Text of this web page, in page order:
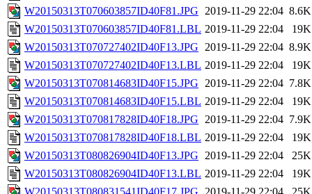
W20150313T070603857ID40F81.JPG 2019-11-29 22:04 8.6K
W20150313T070603857ID40F81.LBL 2019-11-29 22:04
19K
W20150313T070727402ID40F13.JPG 2019-11-29 22:04 8.9K
W20150313T070727402ID40F13.LBL 2019-11-29 22:04
19K
W20150313T070814683ID40F15.JPG 2019-11-29 22:04 7.8K
W20150313T070814683ID40F15.LBL 2019-11-29 22:04
19K
W20150313T070817828ID40F18.JPG 2019-11-29 22:04 7.9K
W20150313T070817828ID40F18.LBL 2019-11-29 22:04
19K
W20150313T080826904ID40F13.JPG 2019-11-29 22:04
25K
W20150313T080826904ID40F13.LBL 2019-11-29 22:04
19K